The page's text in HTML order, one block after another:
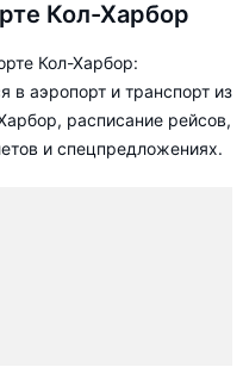
Кол-Харбор
Кол-Харбор:
в аэропорт и транспорт из
расписание рейсов,
и спецпредложениях.